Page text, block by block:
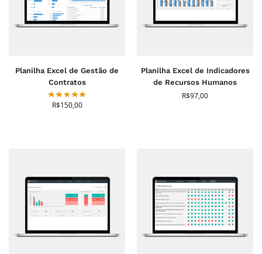
Planilha Excel de Gestão de
Contratos
R$150,00
Planilha Excel de Indicadores
de Recursos Humanos
R$97,00